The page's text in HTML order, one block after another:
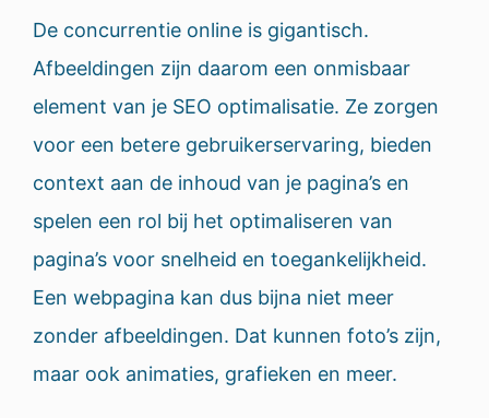
De concurrentie online is gigantisch.
Afbeeldingen zijn daarom een onmisbaar
element van je SEO optimalisatie. Ze zorgen
voor een betere gebruikerservaring, bieden
context aan de inhoud van je pagina’s en
spelen een rol bij het optimaliseren van
pagina’s voor snelheid en toegankelijkheid.
Een webpagina kan dus bijna niet meer
zonder afbeeldingen. Dat kunnen foto’s zijn,
maar ook animaties, grafieken en meer.